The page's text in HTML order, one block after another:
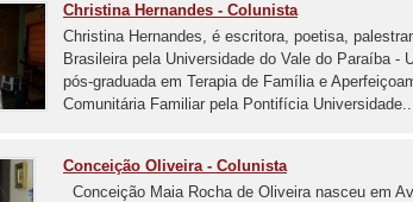
Christina Hernandes - Colunista
Christina Hernandes, é escritora, poetisa,
Brasileira pela Universidade do Vale do Paraíba -
pós-graduada em Terapia de Família e
Comunitária Familiar pela Pontifícia
Conceição Oliveira - Colunista
Conceição Maia Rocha de Oliveira nasceu em